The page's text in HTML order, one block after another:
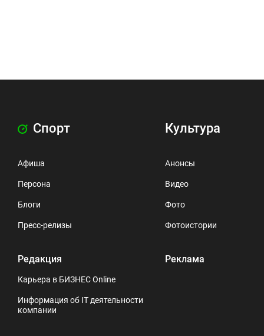
Спорт
Афиша
Персона
Блоги
Пресс-релизы
Редакция
Карьера в БИЗНЕС Online
Информация об IT деятельности
компании
Культура
Анонсы
Видео
Фото
Фотоистории
Реклама